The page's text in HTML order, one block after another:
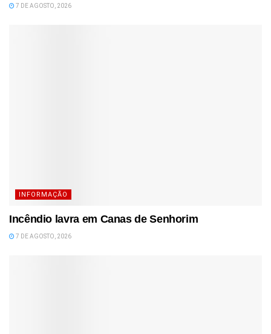
7 DE AGOSTO, 2026
INFORMAÇÃO
Incêndio lavra em Canas de Senhorim
7 DE AGOSTO, 2026